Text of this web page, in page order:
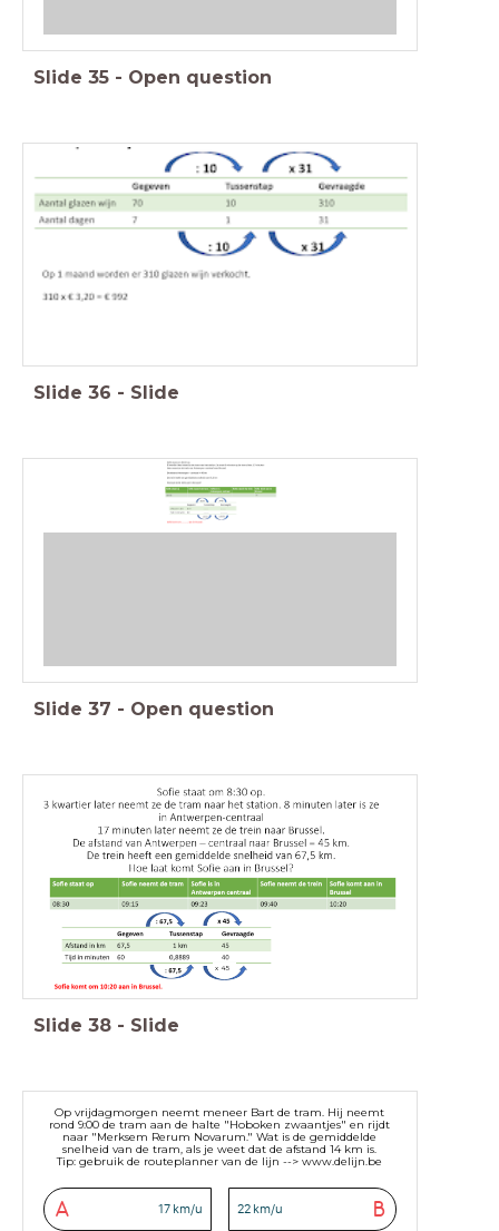
Slide 35 - Open question
Slide 36 - Slide
Slide 37 - Open question
x 45
Slide 38 - Slide
Op vrijdagmorgen neemt meneer Bart de tram. Hij neemt
rond 9:00 de tram aan de halte "Hoboken zwaantjes" en rijdt
naar "Merksem Rerum Novarum." Wat is de gemiddelde
snelheid van de tram, als je weet dat de afstand 14 km is.
Tip: gebruik de routeplanner van de lijn --> www.delijn.be
A 17 km/u B
22 km/u